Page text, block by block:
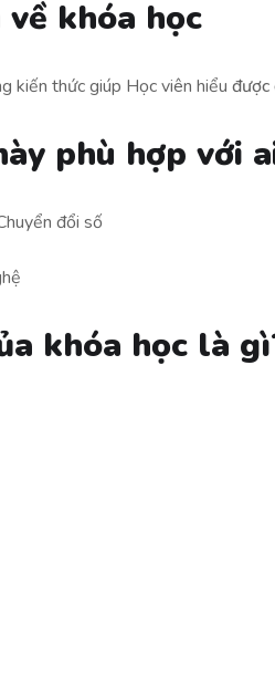
khóa học
kiến thức giúp Học viên hiểu được
phù hợp với
đổi số
khóa học là